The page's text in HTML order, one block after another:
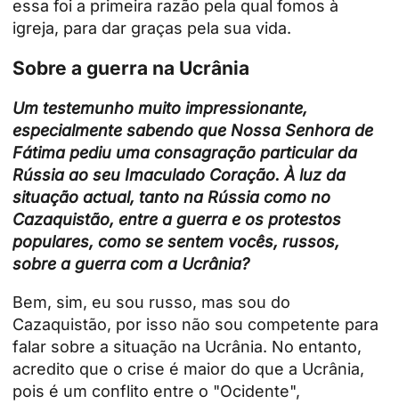
essa foi a primeira razão pela qual fomos à
igreja, para dar graças pela sua vida.
Sobre a guerra na Ucrânia
Um testemunho muito impressionante,
especialmente sabendo que Nossa Senhora de
Fátima pediu uma consagração particular da
Rússia ao seu Imaculado Coração. À luz da
situação actual, tanto na Rússia como no
Cazaquistão, entre a guerra e os protestos
populares, como se sentem vocês, russos,
sobre a guerra com a Ucrânia?
Bem, sim, eu sou russo, mas sou do
Cazaquistão, por isso não sou competente para
falar sobre a situação na Ucrânia. No entanto,
acredito que o crise é maior do que a Ucrânia,
pois é um conflito entre o "Ocidente",